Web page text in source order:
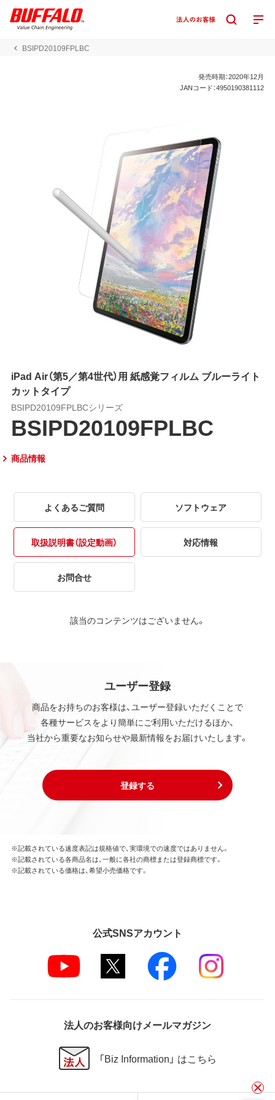
BSIPD20109FPLBC
発売時期：2020年12月
JANコード：4950190381112
iPad Air（第5／第4世代）用 紙感覚フィルム ブルーライト
カットタイプ
BSIPD20109FPLBCシリーズ
BSIPD20109FPLBC
商品情報
よくあるご質問 ソフトウェア
取扱説明書（設定動画） 対応情報
お問合せ
該当のコンテンツはございません。
ユーザー登録
商品をお持ちのお客様は、ユーザー登録いただくことで
各種サービスをより簡単にご利用いただけるほか、
当社から重要なお知らせや最新情報をお届けいたします。
登録する
※記載されている速度表記は規格値で、実環境での速度ではありません。
※記載されている各商品名は、一般に各社の商標または登録商標です。
※記載されている価格は、希望小売価格です。
公式SNSアカウント
法人のお客様向けメールマガジン
「Biz Information」 はこちら